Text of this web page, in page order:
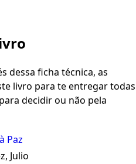
dessa ficha técnica, as
livro para te entregar todas
decidir ou não pela
Paz
Julio